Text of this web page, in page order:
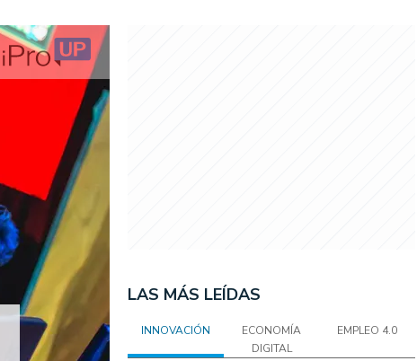
LAS MÁS LEÍDAS
INNOVACIÓN
ECONOMÍA
DIGITAL
EMPLEO 4.0